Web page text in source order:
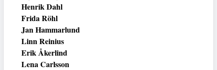
Henrik Dahl
Frida Röhl
Jan Hammarlund
Linn Reinius
Erik Åkerlind
Lena Carlsson